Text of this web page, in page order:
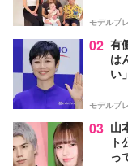
モデルプ
02 有
は
い
モデルプ
03 山
っ